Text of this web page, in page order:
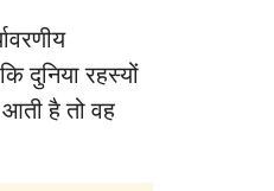
दुनिया रहस्यों
है तो वह